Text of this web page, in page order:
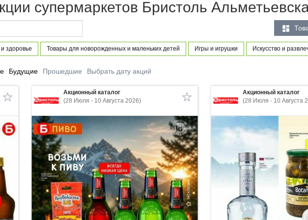
супермаркетов Бристоль

здоровье Товары для новорожденных и маленьких детей Игры и игрушки Искусство и
Будущие Прошедшие Выбрать дату акций
Акционный каталог
(28 Июля - 10 Августа 2026)
Акционный каталог
(28 Июля - 10 Августа